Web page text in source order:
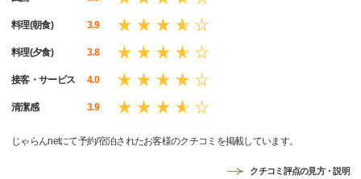
料理(朝食) 3.9
料理(夕食) 3.8
接客・サービス 4.0
清潔感 3.9
じゃらんnetにて予約/宿泊されたお客様のクチコミを掲載しています。
クチコミ評点の見方・説明